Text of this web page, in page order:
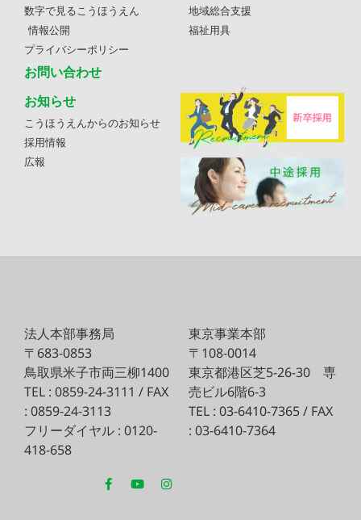
数字で見るこうほうえん
情報公開
プライバシーポリシー
お問い合わせ
地域総合支援
福祉用具
お知らせ
こうほうえんからのお知らせ
採用情報
広報
法人本部事務局
〒683-0853
鳥取県米子市両三柳1400
TEL : 0859-24-3111 / FAX
: 0859-24-3113
フリーダイヤル : 0120-
418-658
東京事業本部
〒108-0014
東京都港区芝5-26-30 専
売ビル6階6-3
TEL : 03-6410-7365 / FAX
: 03-6410-7364